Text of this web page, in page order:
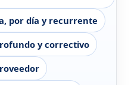
por día y recurrente
y correctivo